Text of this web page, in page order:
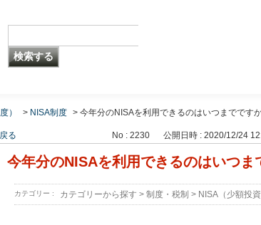
） > NISA制度 > 今年分のNISAを利用できるのはいつまでです
る No : 2230 公開日時 : 2020/12/24
今年分のNISAを利用できるのはいつま
カテゴリー : カテゴリーから探す > 制度・税制 > NISA（少額投